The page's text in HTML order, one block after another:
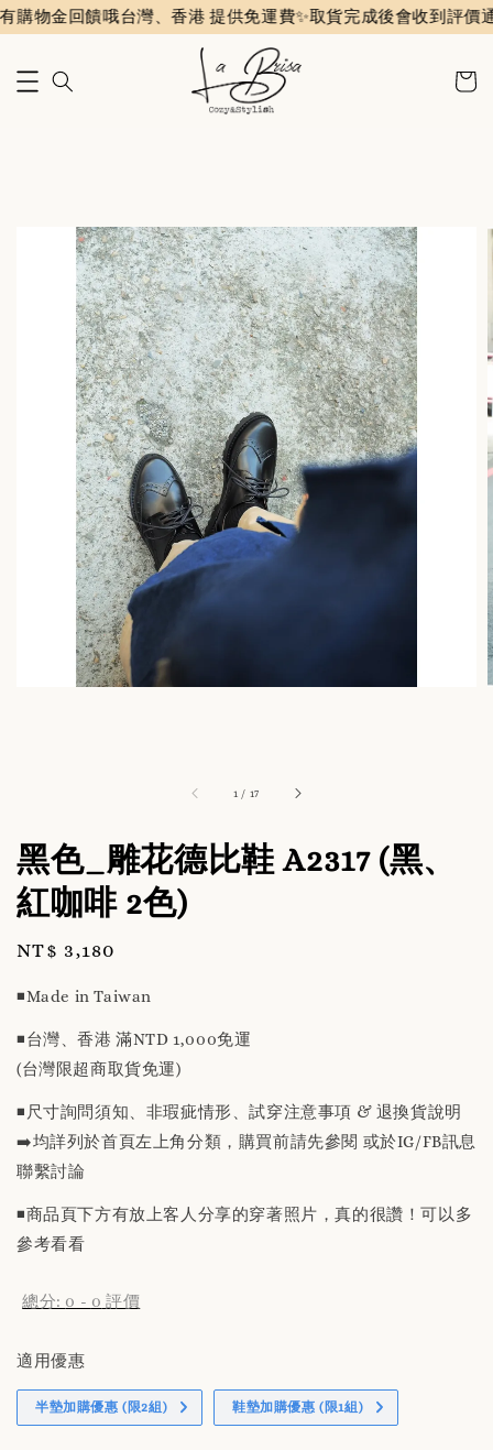
哦台灣、香港 提供免運費✨️取貨完成後會收到評價通知信，給
1 / 17
黑色_雕花德比鞋 A2317 (黑、
紅咖啡 2色)
Regular
NT$ 3,180
◾️Made in Taiwan
◾️台灣、香港 滿NTD 1,000免運
(台灣限超商取貨免運)
◾️尺寸詢問須知、非瑕疵情形、試穿注意事項 & 退換貨說明
➡️均詳列於首頁左上角分類，購買前請先參閱 或於IG/FB訊息
聯繫討論
◾️商品頁下方有放上客人分享的穿著照片，真的很讚！可以多
參考看看
總分: 0 - 0 評價
適用優惠
半墊加購優惠 (限2組) 鞋墊加購優惠 (限1組)